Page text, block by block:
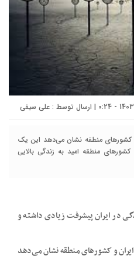
علی سیفی
و کشورهای منطقه نشان می‌دهد این یک
منطقه امید به زندگی بالایی
در ایران پیشرفت زیادی داشته و
و کشورهای منطقه نشان می‌دهد